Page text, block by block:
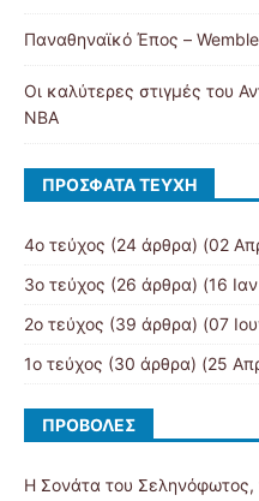
Παναθηναϊκό Έπος –
Οι καλύτερες στιγμές του
NBA
ΠΡΌΣΦΑΤΑ ΤΕΎΧΗ
4ο τεύχος (24 άρθρα) (02
3ο τεύχος (26 άρθρα) (16
2ο τεύχος (39 άρθρα) (07
1ο τεύχος (30 άρθρα) (25
ΠΡΟΒΟΛΈΣ
Η Σονάτα του Σεληνόφωτος,